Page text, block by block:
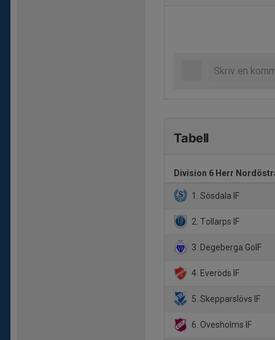
Tabell
Division 6 Herr
1. Sösdala IF
2. Tollarps IF
3. Degeberga GoIF
4. Everöds IF
5. Skepparslövs IF
6. Ovesholms IF